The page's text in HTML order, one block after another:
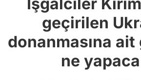
donanmasına
ne yapacak?
geçirilen
donanmasına
ne